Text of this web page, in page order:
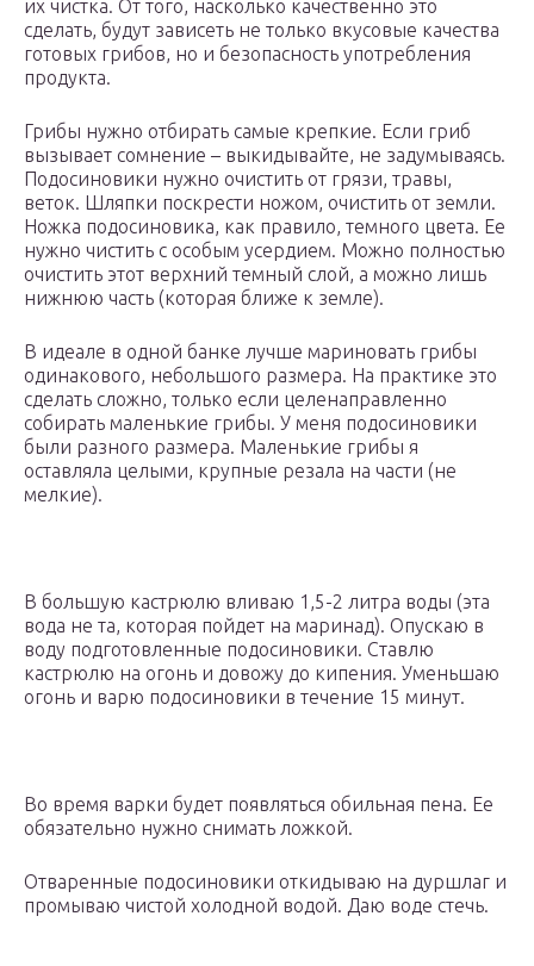
их чистка. От того, насколько качественно это
сделать, будут зависеть не только вкусовые качества
готовых грибов, но и безопасность употребления
продукта.
Грибы нужно отбирать самые крепкие. Если гриб
вызывает сомнение – выкидывайте, не задумываясь.
Подосиновики нужно очистить от грязи, травы,
веток. Шляпки поскрести ножом, очистить от земли.
Ножка подосиновика, как правило, темного цвета. Ее
нужно чистить с особым усердием. Можно полностью
очистить этот верхний темный слой, а можно лишь
нижнюю часть (которая ближе к земле).
В идеале в одной банке лучше мариновать грибы
одинакового, небольшого размера. На практике это
сделать сложно, только если целенаправленно
собирать маленькие грибы. У меня подосиновики
были разного размера. Маленькие грибы я
оставляла целыми, крупные резала на части (не
мелкие).
В большую кастрюлю вливаю 1,5-2 литра воды (эта
вода не та, которая пойдет на маринад). Опускаю в
воду подготовленные подосиновики. Ставлю
кастрюлю на огонь и довожу до кипения. Уменьшаю
огонь и варю подосиновики в течение 15 минут.
Во время варки будет появляться обильная пена. Ее
обязательно нужно снимать ложкой.
Отваренные подосиновики откидываю на дуршлаг и
промываю чистой холодной водой. Даю воде стечь.